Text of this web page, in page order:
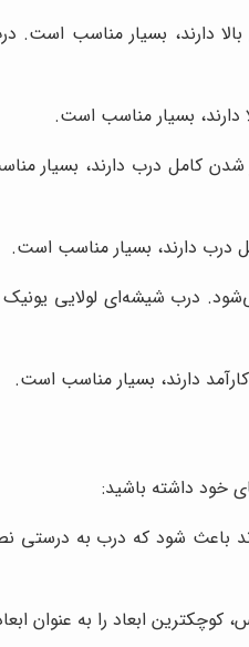
دارند، بسیار مناسب
دارند، بسیار مناسب است.
شدن کامل درب دارند، بسیار
درب دارند، بسیار مناسب است.
درب شیشه‌ای لولایی یونیک
دارند، بسیار مناسب است.
خود داشته باشید:
باعث شود که درب به درستی
ابعاد را به عنوان